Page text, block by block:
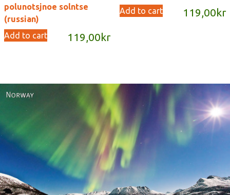
polunotsjnoe solntse
(russian)
119,00 kr
Add to cart
119,00 kr
Add to cart
Norway